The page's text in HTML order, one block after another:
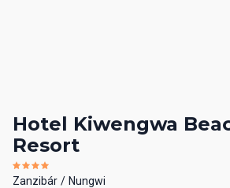
Hotel Kiwengwa
Resort
Zanzibár Nungwi